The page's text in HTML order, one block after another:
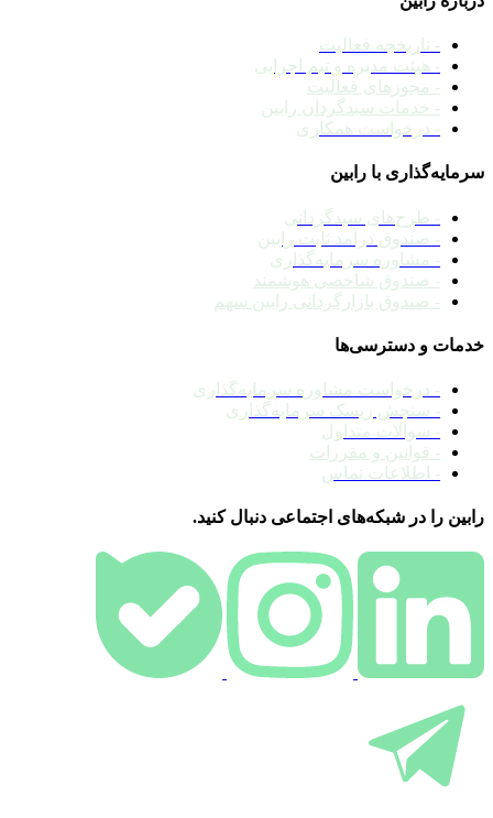
- تاریخچه فعالیت
- هیئت مدیره و تیم اجرایی
- مجوزهای فعالیت
- خدمات سبدگردان رابین
- درخواست همکاری
سرمایه‌گذاری با رابین
- طرح‌های سبدگردانی
- صندوق درآمد ثابت رابین
- مشاوره سرمایه‌‌گذاری
- صندوق شاخصی هوشمند
- صندوق بازارگردانی رابین سهم
خدمات و دسترسی‌ها
- درخواست مشاوره سرمایه‌گذاری
- سنجش ریسک سرمایه‌گذاری
- سوالات متداول
- قوانین و مقررات
- اطلاعات تماس
رابین را در شبکه‌های اجتماعی دنبال کنید.